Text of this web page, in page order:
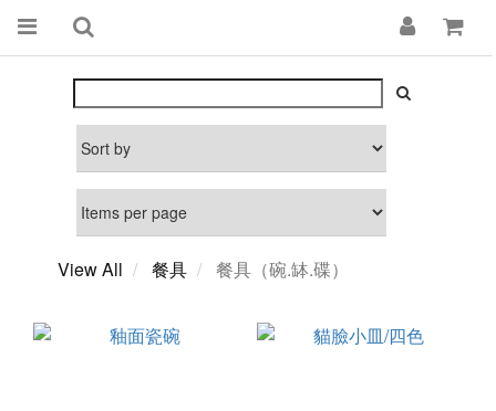
View All 餐具 餐具（碗.缽.碟）